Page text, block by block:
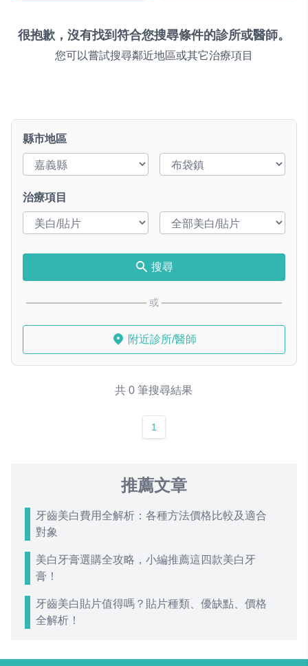
很抱歉，沒有找到符合您搜尋條件的診所或醫師。
您可以嘗試搜尋鄰近地區或其它治療項目
縣市地區
治療項目
搜尋
或
附近診所/醫師
共 0 筆搜尋結果
1
推薦文章
牙齒美白費用全解析：各種方法價格比較及適合
對象
美白牙膏選購全攻略，小編推薦這四款美白牙
膏！
牙齒美白貼片值得嗎？貼片種類、優缺點、價格
全解析！